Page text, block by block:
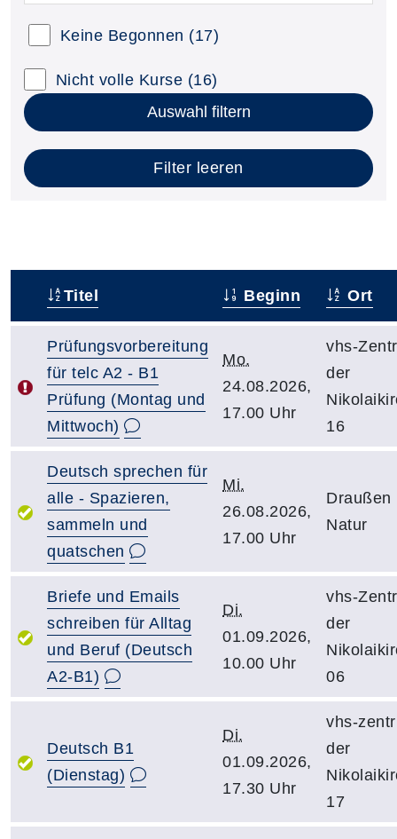
Keine Begonnen (17)
Nicht volle Kurse (16)
Auswahl filtern
Filter leeren
Titel Beginn Ort
Prüfungsvorbereitung
für telc A2 - B1
Prüfung (Montag und
Mittwoch)
Mo.
24.08.2026,
17.00 Uhr
vhs-
der
16
Deutsch sprechen für
alle - Spazieren,
sammeln und
quatschen
Mi.
26.08.2026,
17.00 Uhr
Draußen
Natur
Briefe und Emails
schreiben für Alltag
und Beruf (Deutsch
A2-B1)
Di.
01.09.2026,
10.00 Uhr
vhs-
der
06
Deutsch B1
(Dienstag)
Di.
01.09.2026,
17.30 Uhr
vhs-
der
17